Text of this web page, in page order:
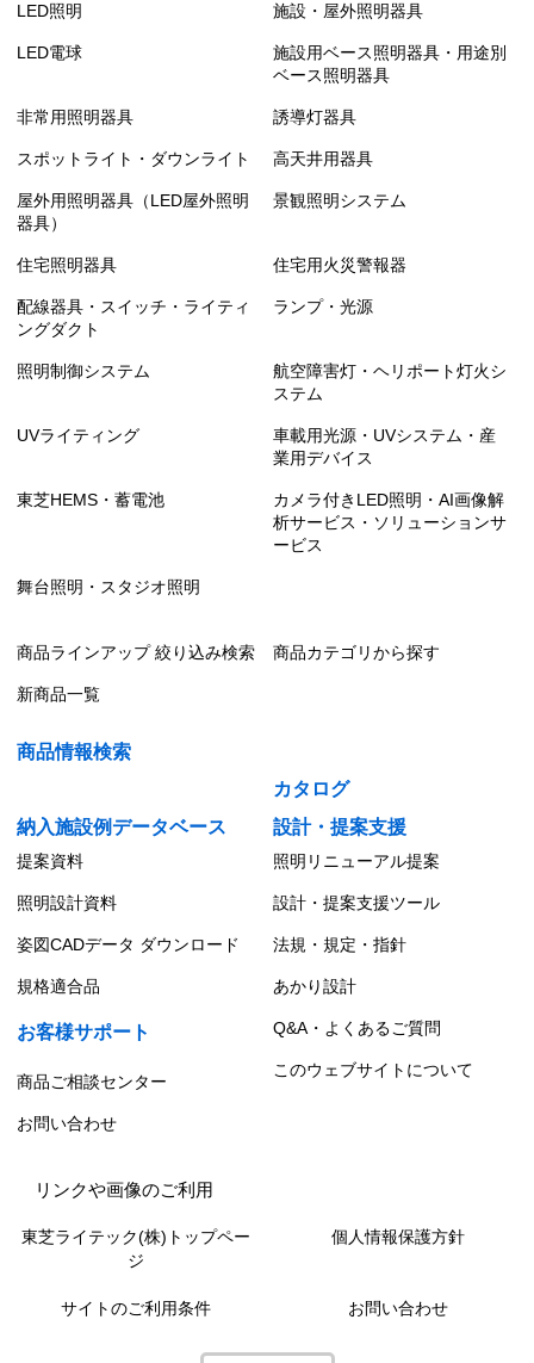
LED照明 施設・屋外照明器具
LED電球
施設用ベース照明器具・用途別
ベース照明器具
非常用照明器具 誘導灯器具
スポットライト・ダウンライト 高天井用器具
屋外用照明器具（LED屋外照明
器具）
景観照明システム
住宅照明器具 住宅用火災警報器
配線器具・スイッチ・ライティ
ングダクト
ランプ・光源
照明制御システム
航空障害灯・ヘリポート灯火シ
ステム
UVライティング
車載用光源・UVシステム・産
業用デバイス
東芝HEMS・蓄電池
カメラ付きLED照明・AI画像解
析サービス・ソリューションサ
ービス
舞台照明・スタジオ照明
商品ラインアップ 絞り込み検索 商品カテゴリから探す
新商品一覧
商品情報検索
カタログ
納入施設例データベース
設計・提案支援
提案資料 照明リニューアル提案
照明設計資料 設計・提案支援ツール
姿図CADデータ ダウンロード 法規・規定・指針
規格適合品 あかり設計
お客様サポート Q&A・よくあるご質問
商品ご相談センター
このウェブサイトについて
お問い合わせ
リンクや画像のご利用
東芝ライテック(株)トップペー
ジ
個人情報保護方針
サイトのご利用条件 お問い合わせ